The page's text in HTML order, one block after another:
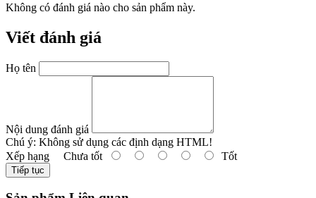
Không có đánh giá nào cho sản phẩm này.
Viết đánh giá
Họ tên
Nội dung đánh giá
Chú ý: Không sử dụng các định dạng HTML!
Xếp hạng Chưa tốt Tốt
Tiếp tục